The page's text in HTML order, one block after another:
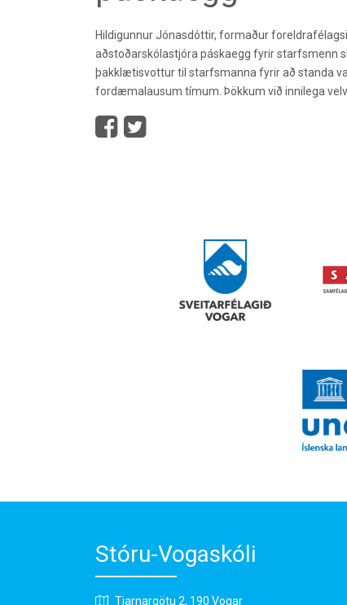
Hildigunnur Jónasdóttir, formaður
aðstoðarskólastjóra páskaegg fyrir starfsmenn
þakklætisvottur til starfsmanna fyrir að standa
fordæmalausum tímum. Þökkum við innilega
Stóru-Vogaskóli
Tjarnargötu 2, 190 Vogar